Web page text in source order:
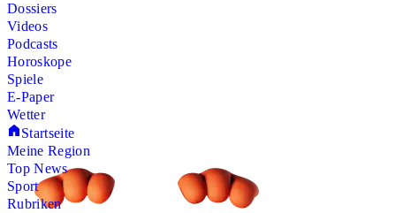
Dossiers
Videos
Podcasts
Horoskope
Spiele
E-Paper
Wetter
Startseite
Meine Region
Top News
Sport
Rubriken